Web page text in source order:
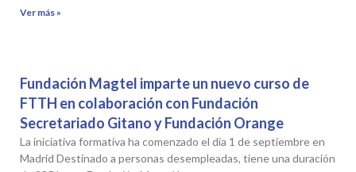
Ver más »
Fundación Magtel imparte un nuevo curso de
FTTH en colaboración con Fundación
Secretariado Gitano y Fundación Orange
La iniciativa formativa ha comenzado el día 1 de septiembre en
Madrid Destinado a personas desempleadas, tiene una duración